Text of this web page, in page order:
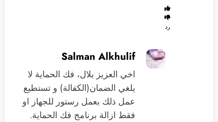
رد
Salman Alkhulif
اخي العزيز بلال، فك الحماية لا
يلغي الضمان(الكفالة) و تستطيع
عمل ذلك بعمل رستور للجهاز او
فقط ازالة برنامج فك الحماية.